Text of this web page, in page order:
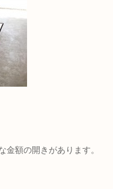
金額の開きがあります。